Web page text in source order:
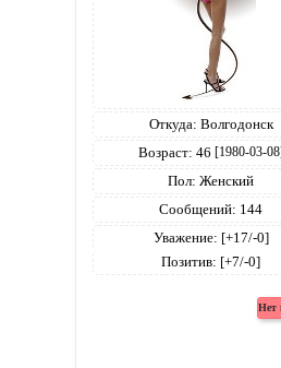
Откуда: Волгодонск
Возраст: 46 [1980-03-08]
Пол: Женский
Сообщений: 144
Уважение: [+17/-0]
Позитив: [+7/-0]